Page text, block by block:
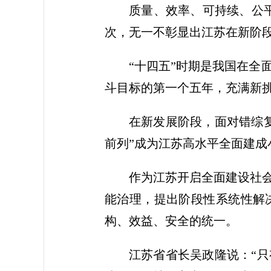
质量、效率、可持续、
次，无一不彰显出江苏在新阶
“十四五”时期是我国在全
斗目标的第一个五年，充满新
在新发展阶段，面对错综
前列”成为江苏高水平全面建
作为江苏开启全面建设社
能治理，提出阶段性系统性
构、效益、安全的统一。
江苏省省长吴政隆说：“